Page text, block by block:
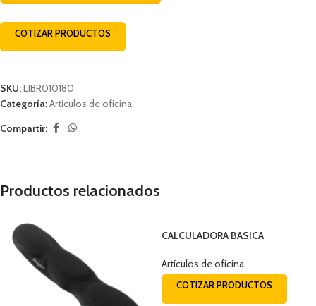
COTIZAR PRODUCTOS
SKU:LIBR010180
Categoría:Artículos de oficina
Compartir:
Productos relacionados
CALCULADORA BASICA
CASIO
Artículos de oficina
COTIZAR PRODUCTOS